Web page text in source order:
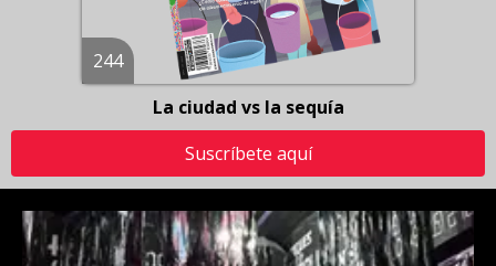
244
La ciudad vs la sequía
Suscríbete aquí